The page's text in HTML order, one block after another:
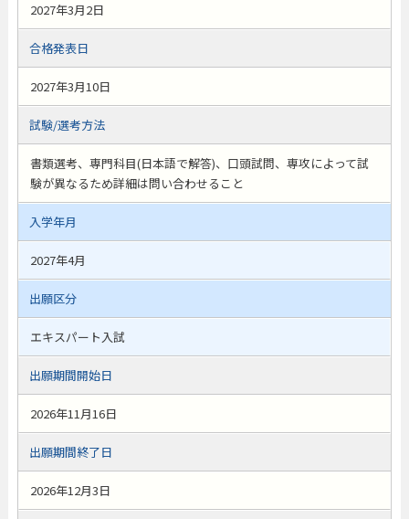
2027年3月2日
合格発表日
2027年3月10日
試験/選考方法
書類選考、専門科目(日本語で解答)、口頭試問、専攻によって試
験が異なるため詳細は問い合わせること
入学年月
2027年4月
出願区分
エキスパート入試
出願期間開始日
2026年11月16日
出願期間終了日
2026年12月3日